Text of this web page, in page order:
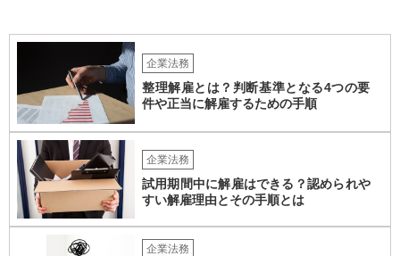
か。これらも確認しておかれた方がよろしいかと思います。 辞任や任
期満了という他の退任方法であれば、解任のような損害賠償の定めは
ないため、これらの代替方法を取ることができないかも検討点です。
企業法務
整理解雇とは？判断基準となる4つの要
件や正当に解雇するための手順
企業法務
試用期間中に解雇はできる？認められや
すい解雇理由とその手順とは
企業法務